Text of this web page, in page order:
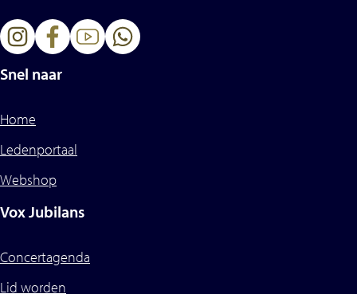
Snel naar
Home
Ledenportaal
Webshop
Vox Jubilans
Concertagenda
Lid worden